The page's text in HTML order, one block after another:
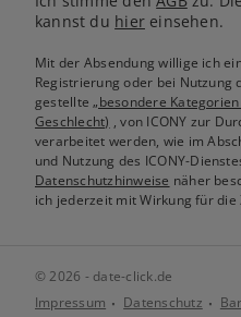
kannst du hiereinsehen.
Mit der Absendung willige ich
Registrierung oder bei Nutzung
gestellte„besondere
Geschlecht) , von ICONY zur
verarbeitet werden, wie im
und Nutzung des ICONY-
Datenschutzhinweise näher
ich jederzeit mit Wirkung für
© 2026 - date-click.de
Impressum
Datenschutz